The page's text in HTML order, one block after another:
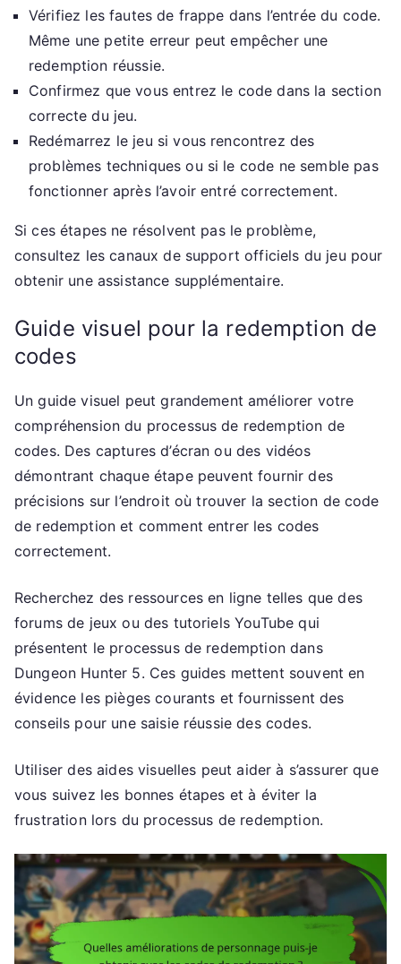
Vérifiez les fautes de frappe dans l’entrée du code.
Même une petite erreur peut empêcher une
redemption réussie.
Confirmez que vous entrez le code dans la section
correcte du jeu.
Redémarrez le jeu si vous rencontrez des
problèmes techniques ou si le code ne semble pas
fonctionner après l’avoir entré correctement.
Si ces étapes ne résolvent pas le problème,
consultez les canaux de support officiels du jeu pour
obtenir une assistance supplémentaire.
Guide visuel pour la redemption de
codes
Un guide visuel peut grandement améliorer votre
compréhension du processus de redemption de
codes. Des captures d’écran ou des vidéos
démontrant chaque étape peuvent fournir des
précisions sur l’endroit où trouver la section de code
de redemption et comment entrer les codes
correctement.
Recherchez des ressources en ligne telles que des
forums de jeux ou des tutoriels YouTube qui
présentent le processus de redemption dans
Dungeon Hunter 5. Ces guides mettent souvent en
évidence les pièges courants et fournissent des
conseils pour une saisie réussie des codes.
Utiliser des aides visuelles peut aider à s’assurer que
vous suivez les bonnes étapes et à éviter la
frustration lors du processus de redemption.